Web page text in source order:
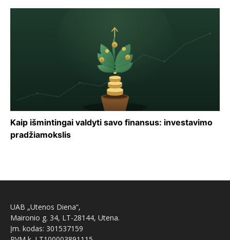
Kaip išmintingai valdyti savo finansus: investavimo
pradžiamokslis
UAB „Utenos Diena“,
Maironio g. 34, LT-28144, Utena.
Įm. kodas: 301537159